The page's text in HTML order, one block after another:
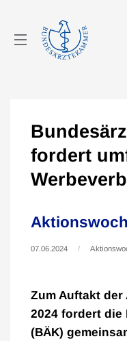
fordert
07.06.2024
Zum Auftakt
2024 fordert die
(BÄK)